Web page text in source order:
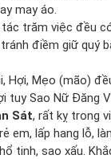
may áo.
trăm việc đều
điềm giữ quý
Hợi, Mẹo (mão)
tuy Sao Nữ Đăng
Sát, rất kỵ trong
em, lấp hang lỗ,
tinh, sao xấu.